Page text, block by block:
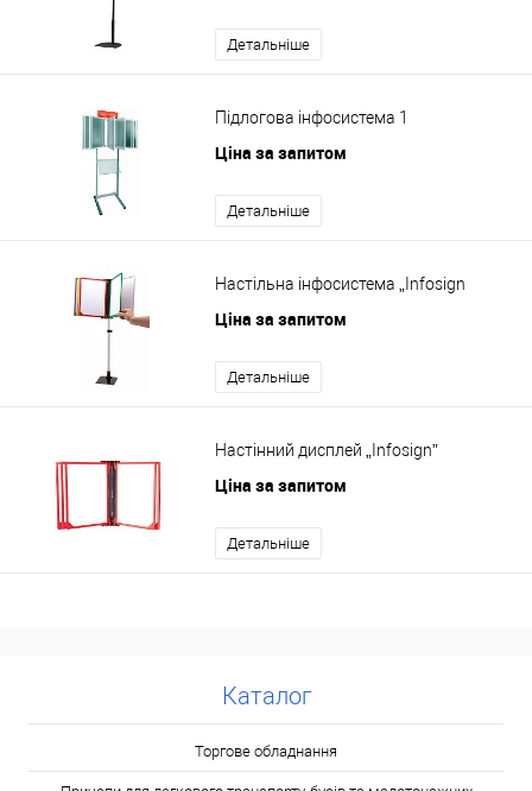
Детальніше
Підлогова інфосистема 1
Ціна за запитом
Детальніше
Настільна інфосистема „Infosign
Ціна за запитом
Детальніше
Настінний дисплей „Infosign”
Ціна за запитом
Детальніше
Каталог
Торгове обладнання